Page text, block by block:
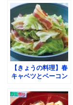
【きょうの料理】春
キャベツとベーコン
キャベツ全7品のレ
シピ紹介